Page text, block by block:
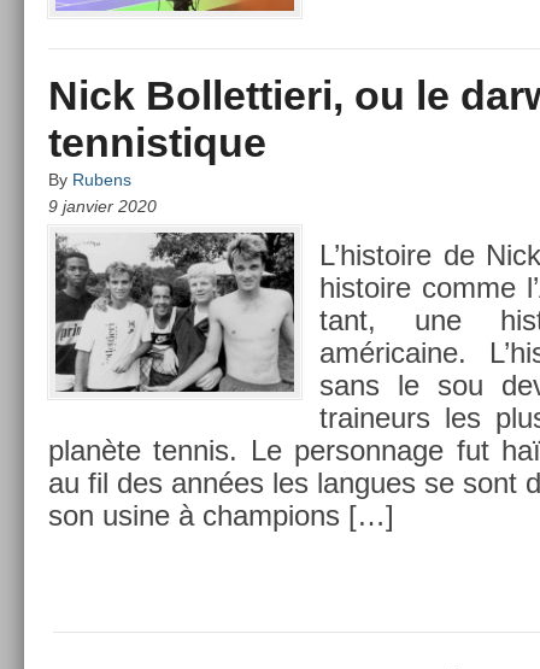
Nick Bollettieri, ou le
tennistique
By Rubens
9 janvier 2020
L’his­toire de
his­toire comme
tant, une
américaine.
sans le sou
traineurs les
planète ten­nis. Le per­son­nage fut
au fil des années les lan­gues se sont
son usine à champ­ions […]